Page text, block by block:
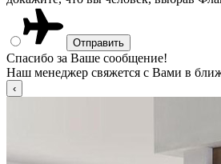
Спасибо за Ваше сообщение!
Наш менеджер свяжется с Вами в